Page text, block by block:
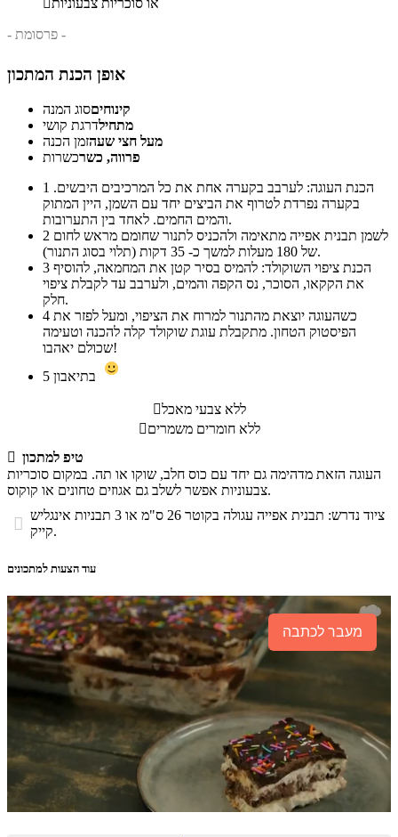
או סוכריות צבעוניות
- פרסומת -
אופן הכנת המתכון
קינוחיםסוג המנה
מתחילדרגת קושי
מעל חצי שעהזמן הכנה
פרווה, כשרכשרות
1
בקערה נפרדת לטרוף את הביצים יחד עם השמן, היין המתוק
והמים החמים. לאחד בין התערובות.
2
של 180 מעלות למשך כ- 35 דקות (תלוי בסוג התנור).
3
את הקקאו, הסוכר, נס הקפה והמים, ולערבב עד לקבלת ציפוי
חלק.
4
הפיסטוק הטחון. מתקבלת עוגת שוקולד קלה להכנה וטעימה
שכולם יאהבו!
5
ללא צבעי מאכל
ללא חומרים משמרים
 טיפ למתכון
העוגה הזאת מדהימה גם יחד עם כוס חלב, שוקו או תה. במקום סוכריות
צבעוניות אפשר לשלב גם אגוזים טחונים או קוקוס.
 ציוד נדרש: תבנית אפייה עגולה בקוטר 26 ס"מ או 3 תבניות אינגליש
קייק.
עוד הצעות למתכונים
מעבר לכתבה